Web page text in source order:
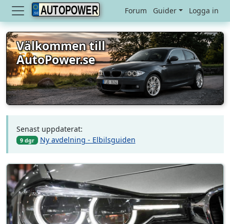
AUTOPOWER Forum Guider Logga in
Välkommen till
AutoPower.se
Senast uppdaterat:
9 dgr Ny avdelning - Elbilsguiden